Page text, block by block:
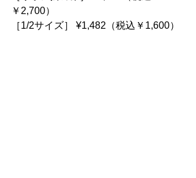
￥2,700）
［1/2サイズ］ ¥1,482（税込￥1,600）